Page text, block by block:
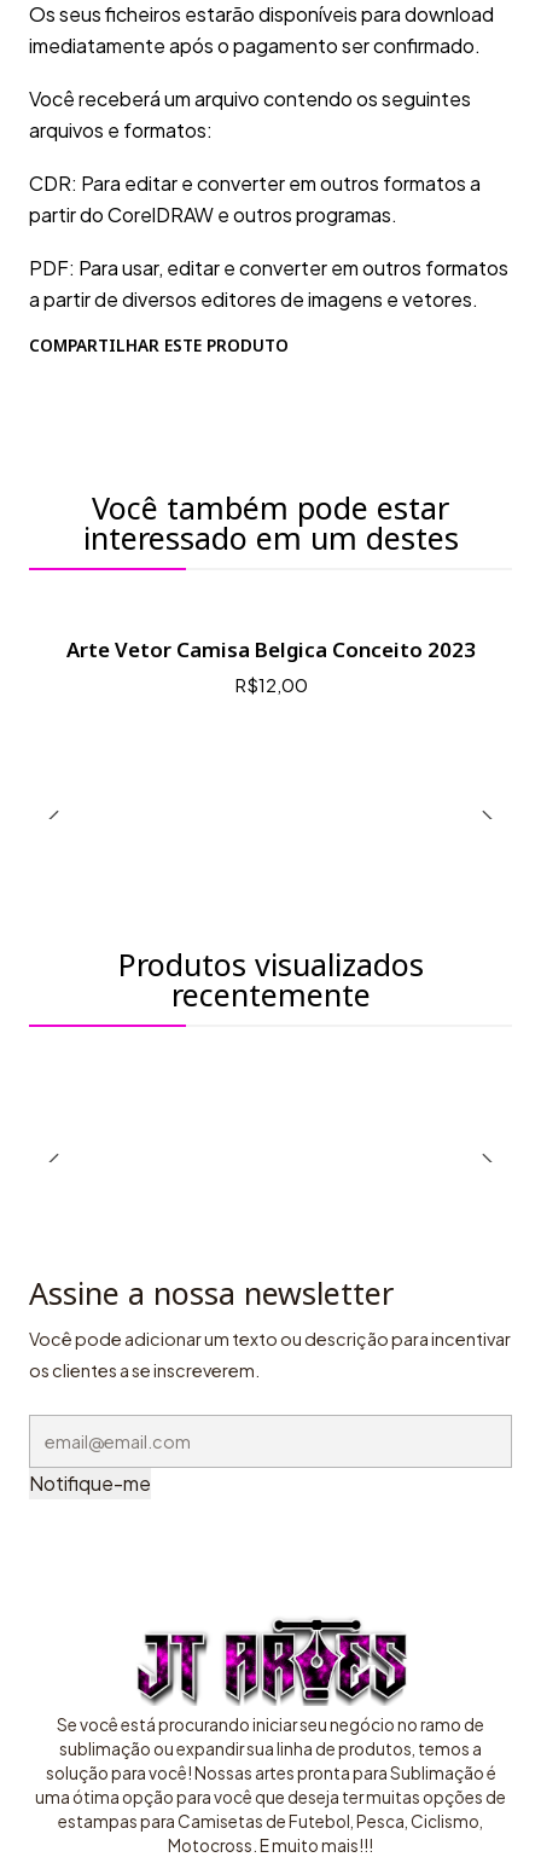
Os seus ficheiros estarão disponíveis para download
imediatamente após o pagamento ser confirmado.
Você receberá um arquivo contendo os seguintes
arquivos e formatos:
CDR: Para editar e converter em outros formatos a
partir do CorelDRAW e outros programas.
PDF: Para usar, editar e converter em outros formatos
a partir de diversos editores de imagens e vetores.
COMPARTILHAR ESTE PRODUTO
Você também pode estar
interessado em um destes
Arte Vetor Camisa Belgica Conceito 2023
R$12,00
Produtos visualizados
recentemente
Assine a nossa newsletter
Você pode adicionar um texto ou descrição para incentivar
os clientes a se inscreverem.
Notifique-me
Se você está procurando iniciar seu negócio no ramo de
sublimação ou expandir sua linha de produtos, temos a
solução para você! Nossas artes pronta para Sublimação é
uma ótima opção para você que deseja ter muitas opções de
estampas para Camisetas de Futebol, Pesca, Ciclismo,
Motocross. E muito mais!!!